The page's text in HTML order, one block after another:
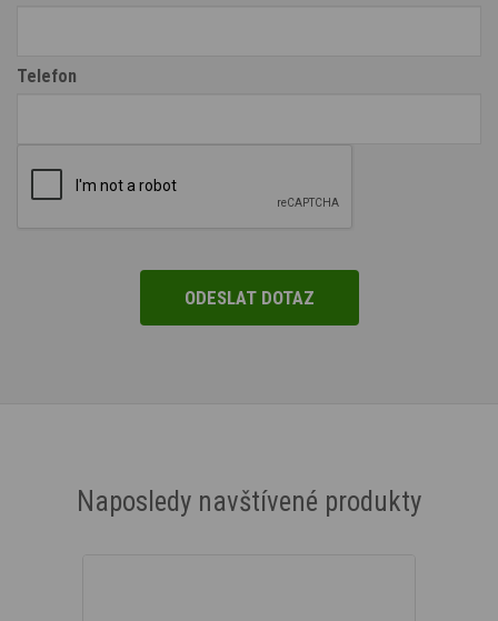
Telefon
Naposledy navštívené produkty